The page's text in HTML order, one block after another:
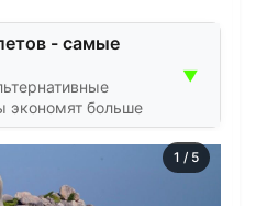
- самые
экономят больше
▼
1 / 5